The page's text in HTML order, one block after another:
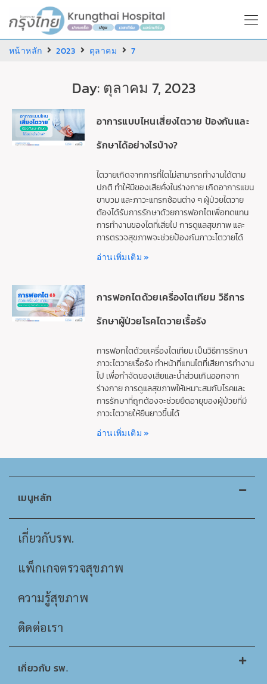
หน้าหลัก 2023 ตุลาคม 7
Day: ตุลาคม 7, 2023
อาการแบบไหนเสี่ยงไตวาย ป้องกันและ
รักษาได้อย่างไรบ้าง?
ไตวายเกิดจากการที่ไตไม่สามารถทำงานได้ตาม
ปกติ ทำให้มีของเสียคั่งในร่างกาย เกิดอาการแขน
ขาบวม และภาวะแทรกซ้อนต่าง ๆ ผู้ป่วยไตวาย
ต้องได้รับการรักษาด้วยการฟอกไตเพื่อทดแทน
การทำงานของไตที่เสียไป การดูแลสุขภาพ และ
การตรวจสุขภาพจะช่วยป้องกันภาวะไตวายได้
อ่านเพิ่มเติม »
การฟอกไตด้วยเครื่องไตเทียม วิธีการ
รักษาผู้ป่วยโรคไตวายเรื้อรัง
การฟอกไตด้วยเครื่องไตเทียม เป็นวิธีการรักษา
ภาวะไตวายเรื้อรัง ทำหน้าที่แทนไตที่เสียการทำงาน
ไป เพื่อกำจัดของเสียและน้ำส่วนเกินออกจาก
ร่างกาย การดูแลสุขภาพให้เหมาะสมกับโรคและ
การรักษาที่ถูกต้องจะช่วยยืดอายุของผู้ป่วยที่มี
ภาวะไตวายให้ยืนยาวขึ้นได้
อ่านเพิ่มเติม »
เมนูหลัก
เกี่ยวกับรพ.
แพ็กเกจตรวจสุขภาพ
ความรู้สุขภาพ
ติดต่อเรา
เกี่ยวกับ รพ.